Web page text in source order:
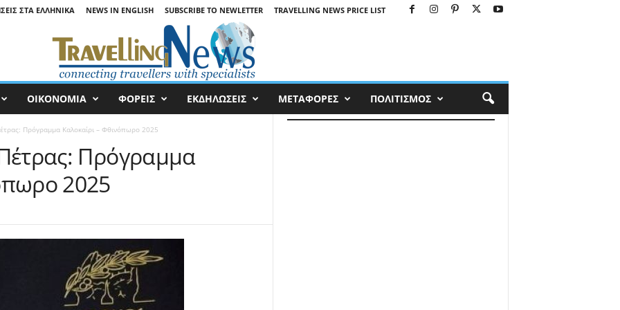
ΣΤΑ ΕΛΛΗΝΙΚΆ NEWS IN ENGLISH SUBSCRIBE TO NEWLETTER TRAVELLING NEWS PRICE LIST
ΟΙΚΟΝΟΜΙΑ ΦΟΡΕΙΣ ΕΚΔΗΛΩΣΕΙΣ ΜΕΤΑΦΟΡΕΣ ΠΟΛΙΤΙΣΜΟΣ
Πρόγραμμα Καλοκαίρι – Φθινόπωρο 2025
Πρόγραμμα
2025